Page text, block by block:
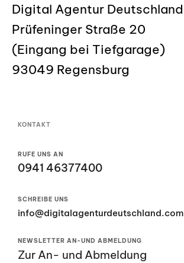
Digital Agentur Deutschland
Prüfeninger Straße 20
(Eingang bei Tiefgarage)
93049 Regensburg
KONTAKT
RUFE UNS AN
0941 46377400
SCHREIBE UNS
info@digitalagenturdeutschland.com
NEWSLETTER AN-UND ABMELDUNG
Zur An- und Abmeldung